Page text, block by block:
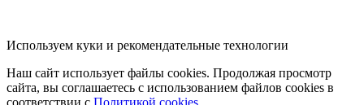
Используем куки и рекомендательные технологии
Наш сайт использует файлы cookies. Продолжая просмотр
сайта, вы соглашаетесь с использованием файлов cookies в